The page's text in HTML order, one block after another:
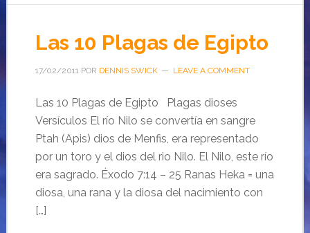
Las 10 Plagas de Egipto
17/02/2011POR DENNIS SWICK LEAVE A COMMENT
Las 10 Plagas de Egipto Plagas dioses
Versículos El río Nilo se convertía en sangre
Ptah (Apis) dios de Menfis, era representado
por un toro y el dios del rio Nilo. El Nilo, este río
era sagrado. Éxodo 7:14 – 25 Ranas Heka = una
diosa, una rana y la diosa del nacimiento con
[…]